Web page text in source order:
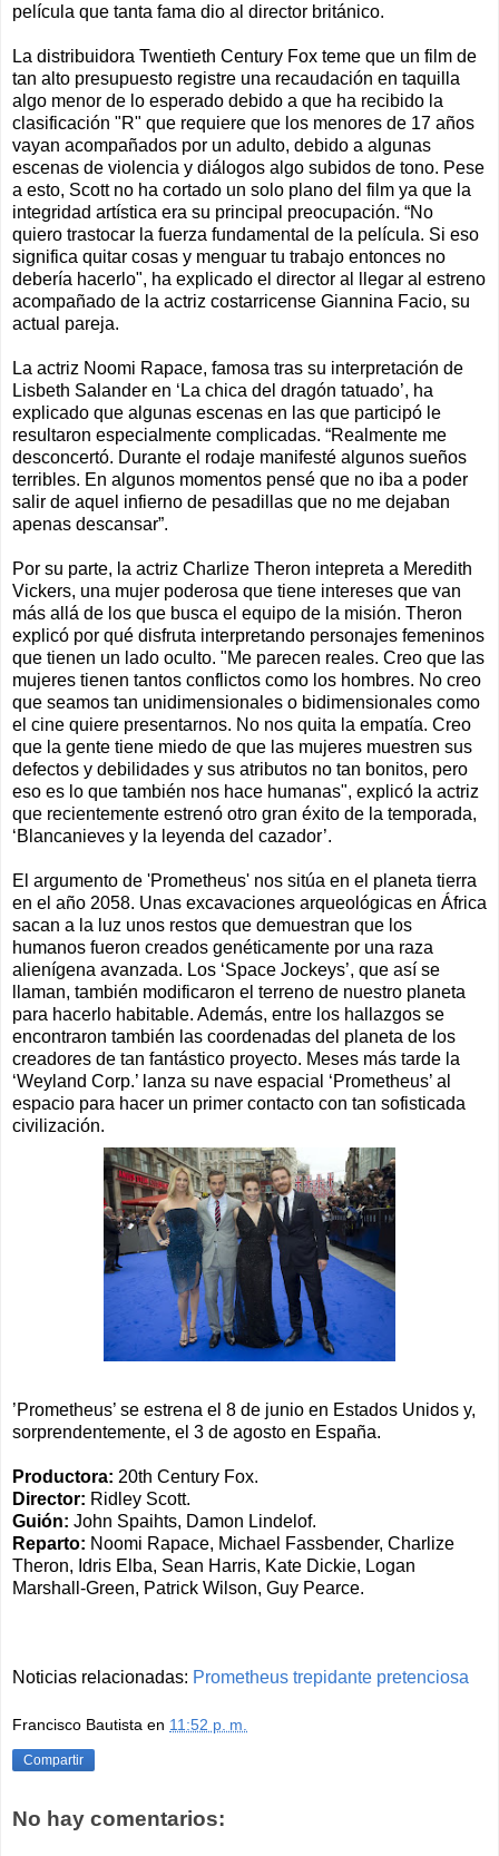
película que tanta fama dio al director británico.
La distribuidora Twentieth Century Fox teme que un film de
tan alto presupuesto registre una recaudación en taquilla
algo menor de lo esperado debido a que ha recibido la
clasificación "R" que requiere que los menores de 17 años
vayan acompañados por un adulto, debido a algunas
escenas de violencia y diálogos algo subidos de tono. Pese
a esto, Scott no ha cortado un solo plano del film ya que la
integridad artística era su principal preocupación. “No
quiero trastocar la fuerza fundamental de la película. Si eso
significa quitar cosas y menguar tu trabajo entonces no
debería hacerlo", ha explicado el director al llegar al estreno
acompañado de la actriz costarricense Giannina Facio, su
actual pareja.
La actriz Noomi Rapace, famosa tras su interpretación de
Lisbeth Salander en ‘La chica del dragón tatuado’, ha
explicado que algunas escenas en las que participó le
resultaron especialmente complicadas. “Realmente me
desconcertó. Durante el rodaje manifesté algunos sueños
terribles. En algunos momentos pensé que no iba a poder
salir de aquel infierno de pesadillas que no me dejaban
apenas descansar”.
Por su parte, la actriz Charlize Theron intepreta a Meredith
Vickers, una mujer poderosa que tiene intereses que van
más allá de los que busca el equipo de la misión. Theron
explicó por qué disfruta interpretando personajes femeninos
que tienen un lado oculto. "Me parecen reales. Creo que las
mujeres tienen tantos conflictos como los hombres. No creo
que seamos tan unidimensionales o bidimensionales como
el cine quiere presentarnos. No nos quita la empatía. Creo
que la gente tiene miedo de que las mujeres muestren sus
defectos y debilidades y sus atributos no tan bonitos, pero
eso es lo que también nos hace humanas", explicó la actriz
que recientemente estrenó otro gran éxito de la temporada,
‘Blancanieves y la leyenda del cazador’.
El argumento de 'Prometheus' nos sitúa en el planeta tierra
en el año 2058. Unas excavaciones arqueológicas en África
sacan a la luz unos restos que demuestran que los
humanos fueron creados genéticamente por una raza
alienígena avanzada. Los ‘Space Jockeys’, que así se
llaman, también modificaron el terreno de nuestro planeta
para hacerlo habitable. Además, entre los hallazgos se
encontraron también las coordenadas del planeta de los
creadores de tan fantástico proyecto. Meses más tarde la
‘Weyland Corp.’ lanza su nave espacial ‘Prometheus’ al
espacio para hacer un primer contacto con tan sofisticada
civilización.
’Prometheus’ se estrena el 8 de junio en Estados Unidos y,
sorprendentemente, el 3 de agosto en España.
Productora: 20th Century Fox.
Director: Ridley Scott.
Guión: John Spaihts, Damon Lindelof.
Reparto: Noomi Rapace, Michael Fassbender, Charlize
Theron, Idris Elba, Sean Harris, Kate Dickie, Logan
Marshall-Green, Patrick Wilson, Guy Pearce.
Noticias relacionadas: Prometheus trepidante pretenciosa
Francisco Bautista en 11:52 p. m.
Compartir
No hay comentarios: